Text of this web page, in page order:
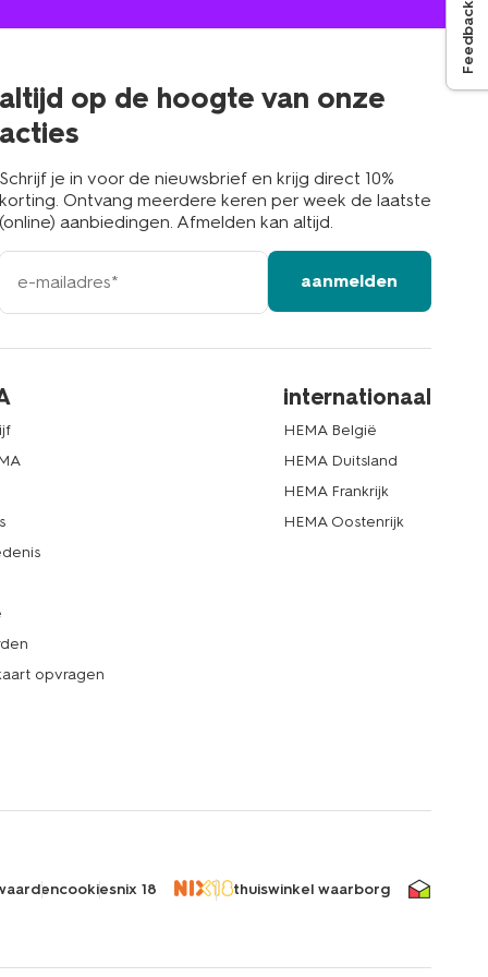
altijd op de hoogte van onze
acties
Schrijf je in voor de nieuwsbrief en krijg direct 10%
korting. Ontvang meerdere keren per week de laatste
(online) aanbiedingen. Afmelden kan altijd.
e-
mailadres
aanmelden
opvragen
internationaal
HEMA België
HEMA Duitsland
HEMA Frankrijk
HEMA Oostenrijk
cookiesnix 18 thuiswinkel waarborg
Feedback